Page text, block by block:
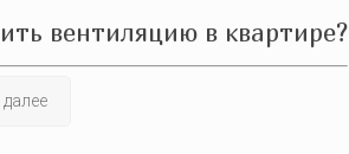
вентиляцию в квартире?